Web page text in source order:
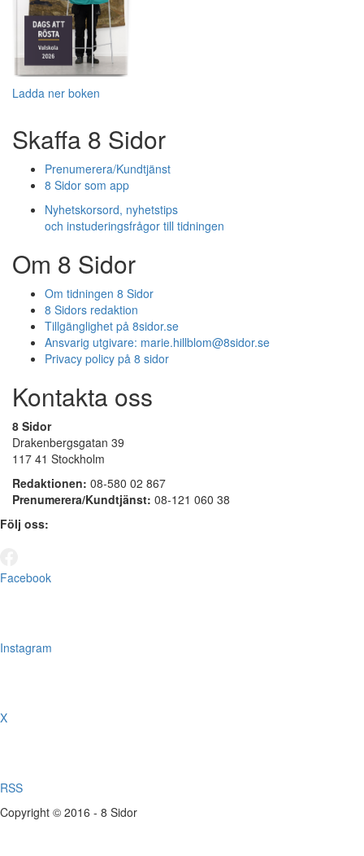
Ladda ner boken
Skaffa 8 Sidor
Prenumerera/Kundtjänst
8 Sidor som app
Nyhetskorsord, nyhetstips
och instuderingsfrågor till tidningen
Om 8 Sidor
Om tidningen 8 Sidor
8 Sidors redaktion
Tillgänglighet på 8sidor.se
Ansvarig utgivare: marie.hillblom@8sidor.se
Privacy policy på 8 sidor
Kontakta oss
8 Sidor
Drakenbergsgatan 39
117 41 Stockholm
Redaktionen: 08-580 02 867
Prenumerera/Kundtjänst: 08-121 060 38
Följ oss:
Facebook
Instagram
X
RSS
Copyright © 2016 - 8 Sidor